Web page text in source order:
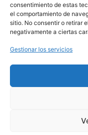
consentimiento de estas
el comportamiento de
sitio. No consentir o retirar
negativamente a ciertas
Gestionar los servicios
Haz clic